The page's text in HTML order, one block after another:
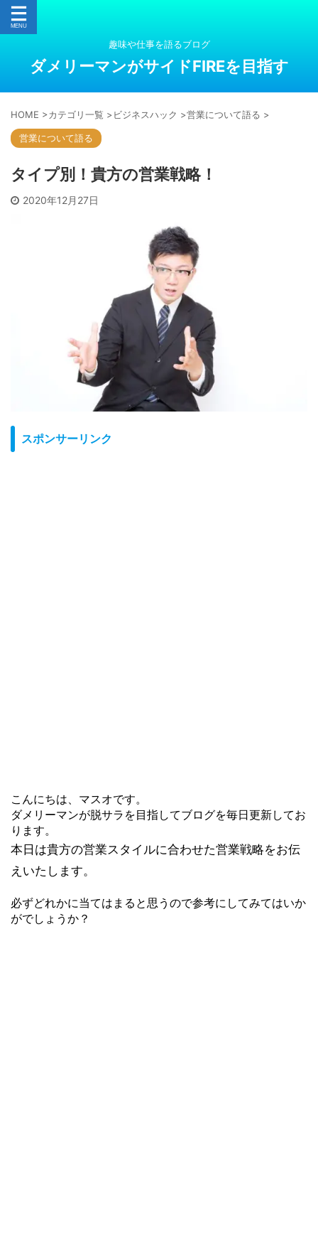
趣味や仕事を語るブログ
ダメリーマンがサイドFIREを目指す
HOME >カテゴリ一覧 >ビジネスハック >営業について語る >
営業について語る
タイプ別！貴方の営業戦略！
2020年12月27日
スポンサーリンク
こんにちは、マスオです。
ダメリーマンが脱サラを目指してブログを毎日更新してお
ります。
本日は貴方の営業スタイルに合わせた営業戦略をお伝
えいたします。
必ずどれかに当てはまると思うので参考にしてみてはいか
がでしょ うか？